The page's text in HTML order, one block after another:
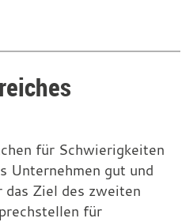
für Schwierigkeiten
Unternehmen gut und
Ziel des zweiten
für